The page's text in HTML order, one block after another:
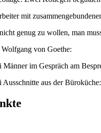
genug zu wollen, man
Wolfgang von Goethe: